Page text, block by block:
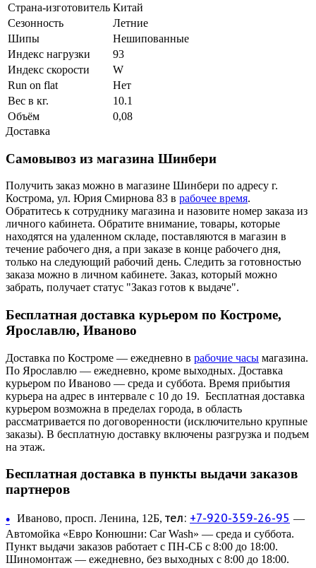
Страна-изготовитель Китай
Сезонность
Летние
Шипы
Нешипованные
Индекс нагрузки
93
Индекс скорости
W
Run on flat
Нет
Вес в кг.
10.1
Объём
0,08
Доставка
Самовывоз из магазина Шинбери
Получить заказ можно в магазине Шинбери по адресу г.
Кострома, ул. Юрия Смирнова 83 в рабочее время.
Обратитесь к сотруднику магазина и назовите номер заказа из
личного кабинета. Обратите внимание, товары, которые
находятся на удаленном складе, поставляются в магазин в
течение рабочего дня, а при заказе в конце рабочего дня,
только на следующий рабочий день. Следить за готовностью
заказа можно в личном кабинете. Заказ, который можно
забрать, получает статус "Заказ готов к выдаче".
Бесплатная доставка курьером по Костроме,
Ярославлю, Иваново
Доставка по Костроме — ежедневно в рабочие часы магазина.
По Ярославлю — ежедневно, кроме выходных. Доставка
курьером по Иваново — среда и суббота. Время прибытия
курьера на адрес в интервале с 10 до 19. Бесплатная доставка
курьером возможна в пределах города, в область
рассматривается по договоренности (исключительно крупные
заказы). В бесплатную доставку включены разгрузка и подъем
на этаж.
Бесплатная доставка в пункты выдачи заказов
партнеров
• Иваново, просп. Ленина, 12Б, тел: +7-920-359-26-95 —
Автомойка «Евро Конюшни: Car Wash» — среда и суббота.
Пункт выдачи заказов работает с ПН-СБ с 8:00 до 18:00.
Шиномонтаж — ежедневно, без выходных с 8:00 до 18:00.